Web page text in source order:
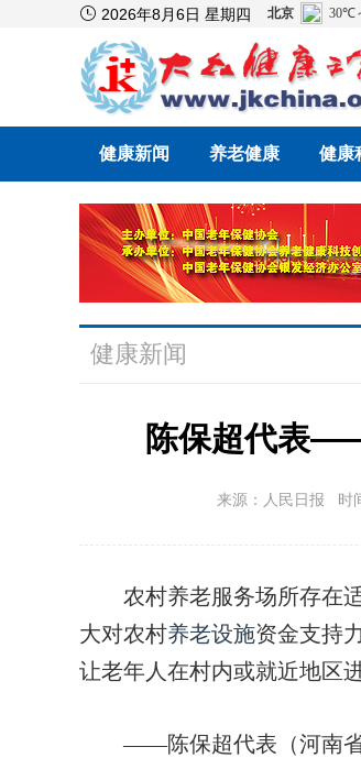
 2026年8月6日 星期四
健康新闻 养老健康 健康
健康新闻
陈保超代表
来源：人民日报 时
农村养老服务场所存在适
大对农村养老设施资金支持
让老年人在村内或就近地区
——陈保超代表（河南省